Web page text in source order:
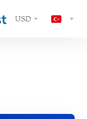
USD